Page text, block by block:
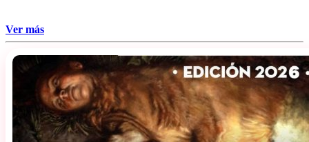
Ver más